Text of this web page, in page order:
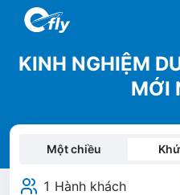
KINH NGHIỆM
MỚI
Một chiều
1 Hành khách